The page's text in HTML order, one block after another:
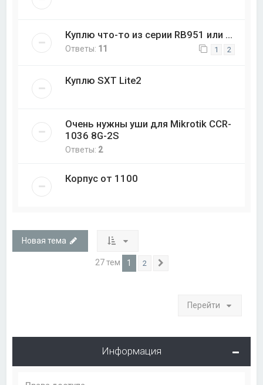
Куплю что-то из серии RB951 или ...
Ответы: 11 1 2
Куплю SXT Lite2
Очень нужны уши для Mikrotik CCR-
1036 8G-2S
Ответы: 2
Корпус от 1100
Новая тема
27 тем 1 2
Перейти
Информация